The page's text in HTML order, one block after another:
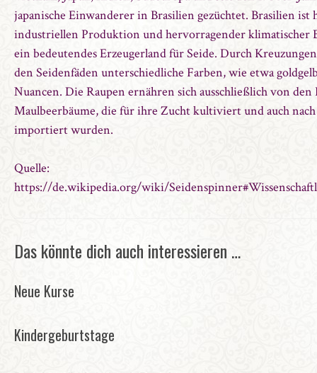
japanische Einwanderer in Brasilien gezüchtet. Brasilien ist
industriellen Produktion und hervorragender klimatischer
ein bedeutendes Erzeugerland für Seide. Durch
den Seidenfäden unterschiedliche Farben, wie etwa
Nuancen. Die Raupen ernähren sich ausschließlich von
Maulbeerbäume, die für ihre Zucht kultiviert und auch
importiert wurden.
Quelle:
https://de.wikipedia.org/wiki/
Das könnte dich auch interessieren …
Neue Kurse
Kindergeburtstage